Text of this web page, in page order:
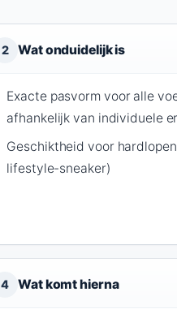
2 Wat onduidelijk is
Exacte pasvorm voor alle
afhankelijk van individuele
Geschiktheid voor
lifestyle-sneaker)
4 Wat komt hierna